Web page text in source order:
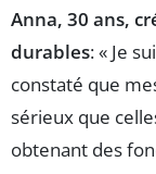
Anna, 30 ans,
durables: « Je
constaté que
sérieux que
obtenant des